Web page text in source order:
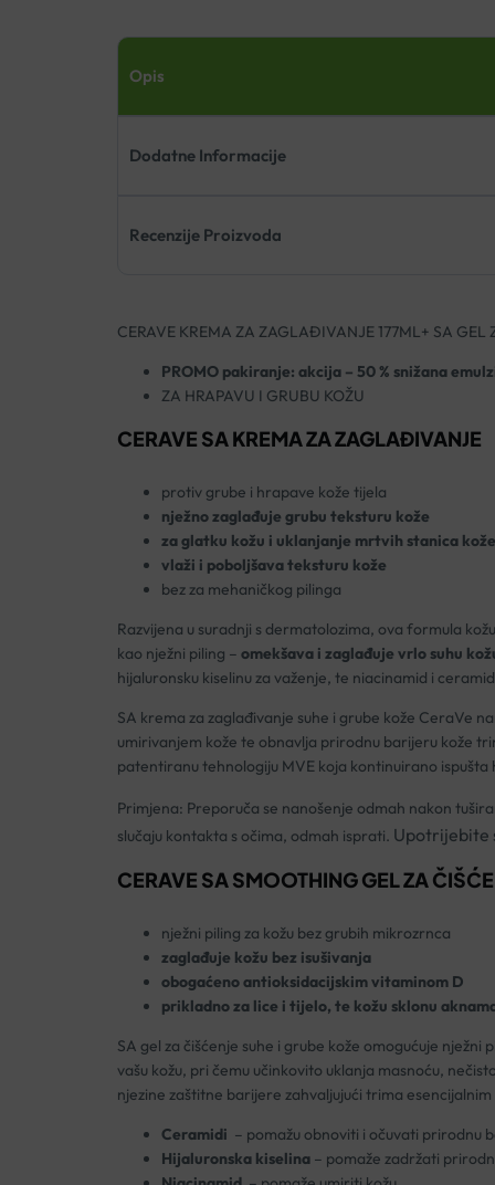
Opis
Dodatne Informacije
Recenzije Proizvoda
CERAVE KREMA ZA ZAGLAĐIVANJE 177ML+ SA GEL
PROMO pakiranje: akcija – 50 % snižana
ZA HRAPAVU I GRUBU KOŽU
CERAVE SA KREMA ZA ZAGLAĐIVANJE
protiv grube i hrapave kože tijela
nježno zaglađuje grubu teksturu kože
za glatku kožu i uklanjanje mrtvih stanica kože
vlaži i poboljšava teksturu kože
bez za mehaničkog pilinga
Razvijena u suradnji s dermatolozima, ova formula
kao nježni piling – omekšava i zaglađuje vrlo suhu
hijaluronsku kiselinu za važenje, te niacinamid i
SA krema za zaglađivanje suhe i grube kože CeraVe
umirivanjem kože te obnavlja prirodnu barijeru kože
patentiranu tehnologiju MVE koja kontinuirano
Primjena: Preporuča se nanošenje odmah nakon
slučaju kontakta s očima, odmah isprati. Upotrijebite
CERAVE SA SMOOTHING GEL ZA
nježni piling za kožu bez grubih mikrozrnca
zaglađuje kožu bez isušivanja
obogaćeno antioksidacijskim vitaminom D
prikladno za lice i tijelo, te kožu sklonu
SA gel za čišćenje suhe i grube kože omogućuje
vašu kožu, pri čemu učinkovito uklanja masnoću,
njezine zaštitne barijere zahvaljujući trima
Ceramidi – pomažu obnoviti i očuvati prirodnu
Hijaluronska kiselina– pomaže zadržati